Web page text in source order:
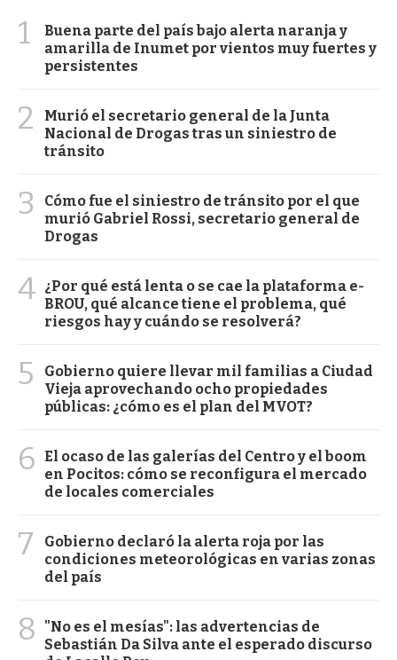
1
Buena parte del país bajo alerta naranja y
amarilla de Inumet por vientos muy fuertes y
persistentes
2
Murió el secretario general de la Junta
Nacional de Drogas tras un siniestro de
tránsito
3
Cómo fue el siniestro de tránsito por el que
murió Gabriel Rossi, secretario general de
Drogas
4 ¿Por qué está lenta o se cae la plataforma e-
BROU, qué alcance tiene el problema, qué
riesgos hay y cuándo se resolverá?
5
Gobierno quiere llevar mil familias a Ciudad
Vieja aprovechando ocho propiedades
públicas: ¿cómo es el plan del MVOT?
6
El ocaso de las galerías del Centro y el boom
en Pocitos: cómo se reconfigura el mercado
de locales comerciales
7
Gobierno declaró la alerta roja por las
condiciones meteorológicas en varias zonas
del país
8
"No es el mesías": las advertencias de
Sebastián Da Silva ante el esperado discurso